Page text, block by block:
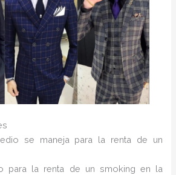
se maneja para la renta de un
para la renta de un smoking en la